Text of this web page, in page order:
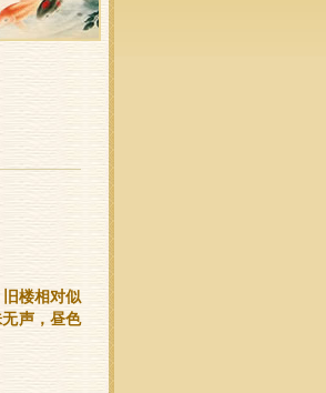
楼相对似
声，昼色